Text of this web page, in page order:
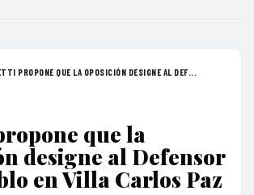
PROPONE QUE LA OPOSICIÓN DESIGNE AL DEF...
que la
designe al Defensor
en Villa Carlos Paz